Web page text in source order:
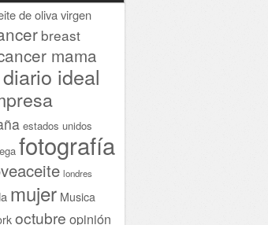
de oliva virgen
breast
mama
diario ideal
estados unidos
fotografía
londres
mujer Musica
octubre opinión